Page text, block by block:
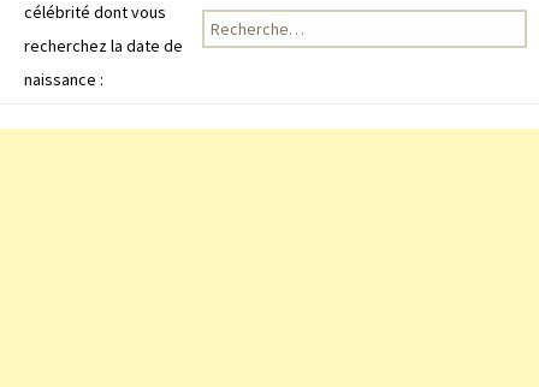
célébrité dont vous
recherchez la date de
naissance :
Recherche pour :